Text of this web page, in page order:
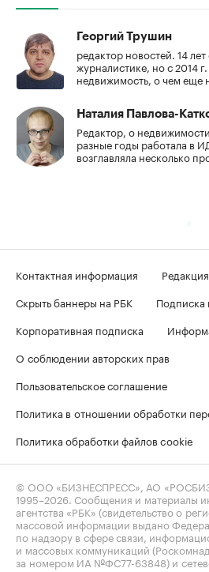
Георгий Трушин
редактор новостей. 14
журналистике, но с 2014
недвижимость, о чем еще
Наталия Павлова-
Редактор, о
разные годы работала в
возглавляла несколько
Контактная информация
Редакция
Скрыть баннеры на РБК
Подписка
Корпоративная подписка
О соблюдении авторских прав
Пользовательское соглашение
Политика в отношении обработки
Политика обработки файлов cookie
© ООО «БИЗНЕСПРЕСС», АО
1995–2026. Сообщения и материалы
агентства «РБК» (свидетельство о
массовой информации выдано
по надзору в сфере связи,
и массовых коммуникаций
за номером ИА №ФС77-63848) и